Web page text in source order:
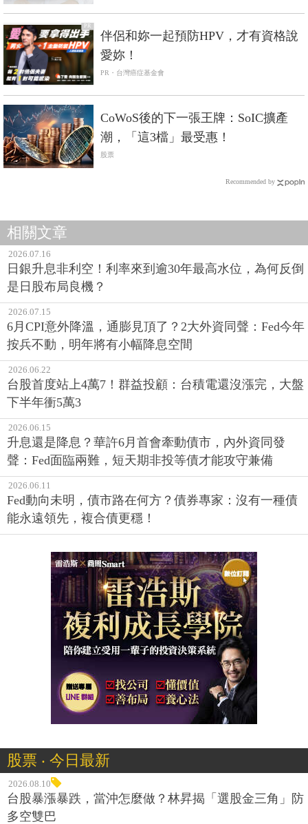
PR
伴侶和妳一起預防HPV，才有資格說
愛妳！
PR・台灣癌症基金會
CoWoS後的下一張王牌：SoIC擴產
潮，「這3檔」最受惠！
股票
Recommended by
相關文章
2026.07.16
日銀升息非利空！利率來到逾30年最高水位，為何反倒
是日股布局良機？
2026.07.15
6月CPI意外降溫，通膨見頂了？2大外資同聲：Fed今年
按兵不動，明年將有小幅降息空間
2026.06.22
台股首度站上4萬7！群益投顧：台積電還沒漲完，大盤
下半年衝5萬3
2026.06.15
升息還是降息？華許6月首會牽動債市，內外資同發
聲：Fed面臨兩難，短天期非投等債才能攻守兼備
2026.06.11
Fed動向未明，債市路在何方？債券專家：沒有一種債
能永遠領先，複合債更穩！
股票 ‧ 今日最新
2026.08.10
台股暴漲暴跌，當沖怎麼做？林昇揭「選股金三角」防
多空雙巴